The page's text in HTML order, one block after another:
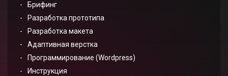
Брифинг
Разработка прототипа
Разработка макета
Адаптивная верстка
Программирование (Wordpress)
Инструкция